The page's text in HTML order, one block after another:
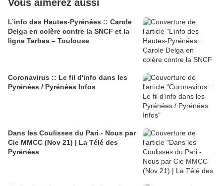
Vous aimerez aussi
L’info des Hautes-Pyrénées :: Carole
Delga en colère contre la SNCF et la
ligne Tarbes – Toulouse
Coronavirus :: Le fil d'info dans les
Pyrénées / Pyrénées Infos
Dans les Coulisses du Pari - Nous par
Cie MMCC (Nov 21) | La Télé des
Pyrénées